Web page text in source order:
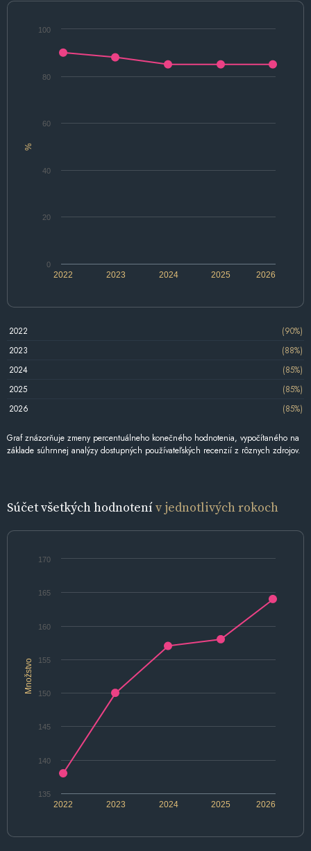
%
2022 2024 2026
2023 2025
0
20
40
60
80
100
2022
(90%)
2023
(88%)
2024
(85%)
2025
(85%)
2026
(85%)
Graf znázorňuje zmeny percentuálneho konečného hodnotenia, vypočítaného na
základe súhrnnej analýzy dostupných používateľských recenzií z rôznych zdrojov.
Súčet všetkých hodnotenív jednotlivých rokoch
Množstvo
2022 2024 2026
2023 2025
135
140
145
150
155
160
165
170